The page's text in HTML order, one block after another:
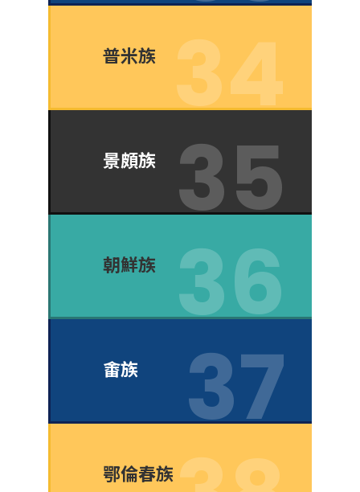
普米族
景頗族
朝鮮族
畬族
鄂倫春族